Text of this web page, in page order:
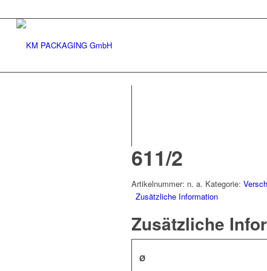
611/2
Artikelnummer: n. a. Kategorie:
Zusätzliche Information
Zusätzliche
Ø